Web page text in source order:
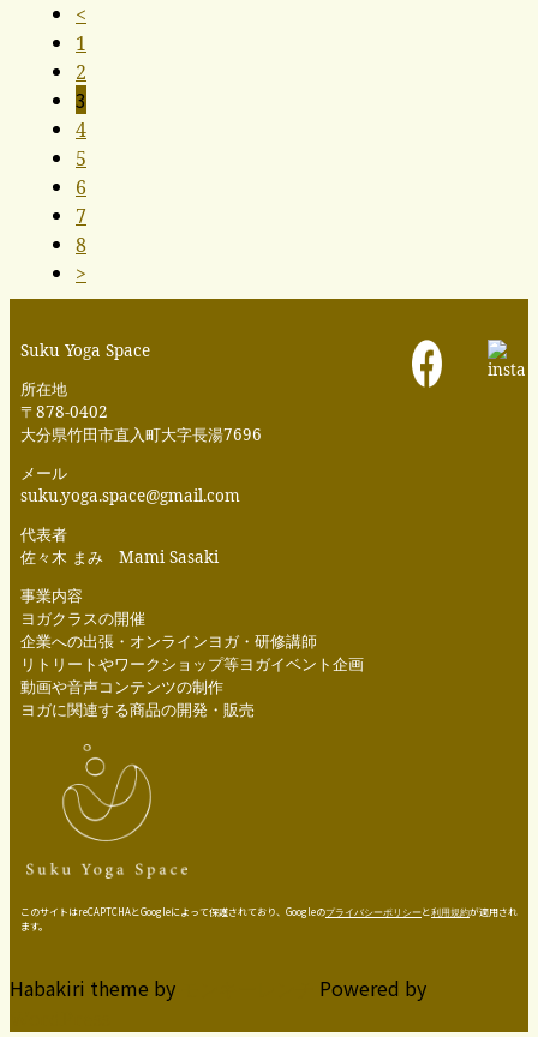
<
1
2
3
4
5
6
7
8
>
Suku Yoga Space
所在地
〒878-0402
大分県竹田市直入町大字長湯7696
メール
suku.yoga.space@gmail.com
代表者
佐々木 まみ Mami Sasaki
事業内容
ヨガクラスの開催
企業への出張・オンラインヨガ・研修講師
リトリートやワークショップ等ヨガイベント企画
動画や音声コンテンツの制作
ヨガに関連する商品の開発・販売
このサイトはreCAPTCHAとGoogleによって保護されており、Googleのプライバシーポリシーと利用規約が適用され
ます。
Habakiri theme by Powered by